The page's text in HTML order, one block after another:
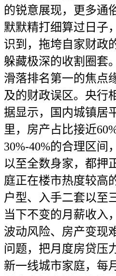
的锐意展现，更多通
默默精打细算过日子
识到，拖垮自家财政
躲藏极深的收割圈套
滑落排名第一的焦点
及的财政误区。央行
据显示，国内城镇居
里，房产占比接近
30%-40%的合理区间
以至全数身家，都押
庭正在楼市热度较高
户型、入手二套以至
当下不变的月薪收入
波动风险、房产变现
问题，把月度房贷压
新一线城市家庭，每